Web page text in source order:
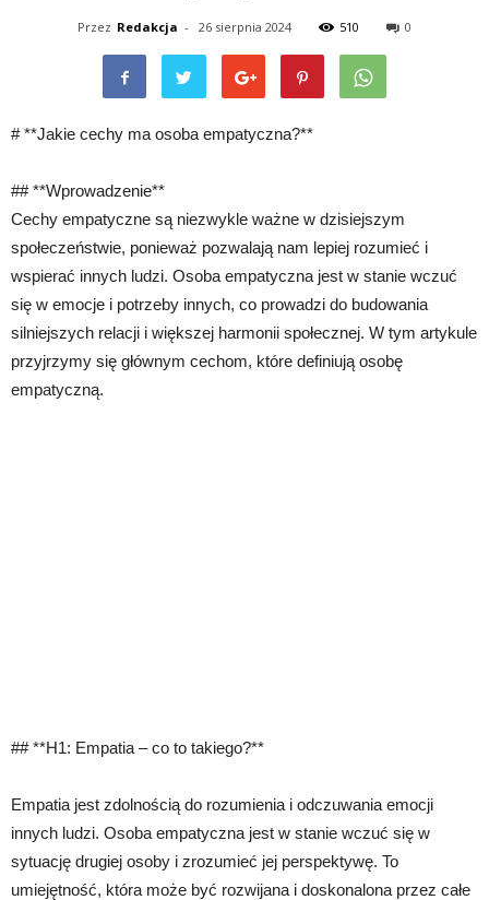
Przez Redakcja - 26 sierpnia 2024 510 0
# **Jakie cechy ma osoba empatyczna?**
## **Wprowadzenie**
Cechy empatyczne są niezwykle ważne w dzisiejszym
społeczeństwie, ponieważ pozwalają nam lepiej rozumieć i
wspierać innych ludzi. Osoba empatyczna jest w stanie wczuć
się w emocje i potrzeby innych, co prowadzi do budowania
silniejszych relacji i większej harmonii społecznej. W tym artykule
przyjrzymy się głównym cechom, które definiują osobę
empatyczną.
## **H1: Empatia – co to takiego?**
Empatia jest zdolnością do rozumienia i odczuwania emocji
innych ludzi. Osoba empatyczna jest w stanie wczuć się w
sytuację drugiej osoby i zrozumieć jej perspektywę. To
umiejętność, która może być rozwijana i doskonalona przez całe